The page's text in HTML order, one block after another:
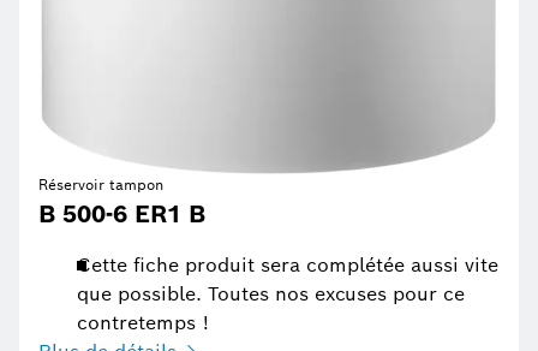
Réservoir tampon
B 500-6 ER1 B
Cette fiche produit sera complétée aussi vite
que possible. Toutes nos excuses pour ce
contretemps !